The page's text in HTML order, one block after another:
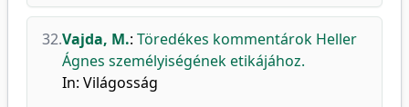
32.Vajda, M.: Töredékes kommentárok Heller
Ágnes személyiségének etikájához.
In: Világosság